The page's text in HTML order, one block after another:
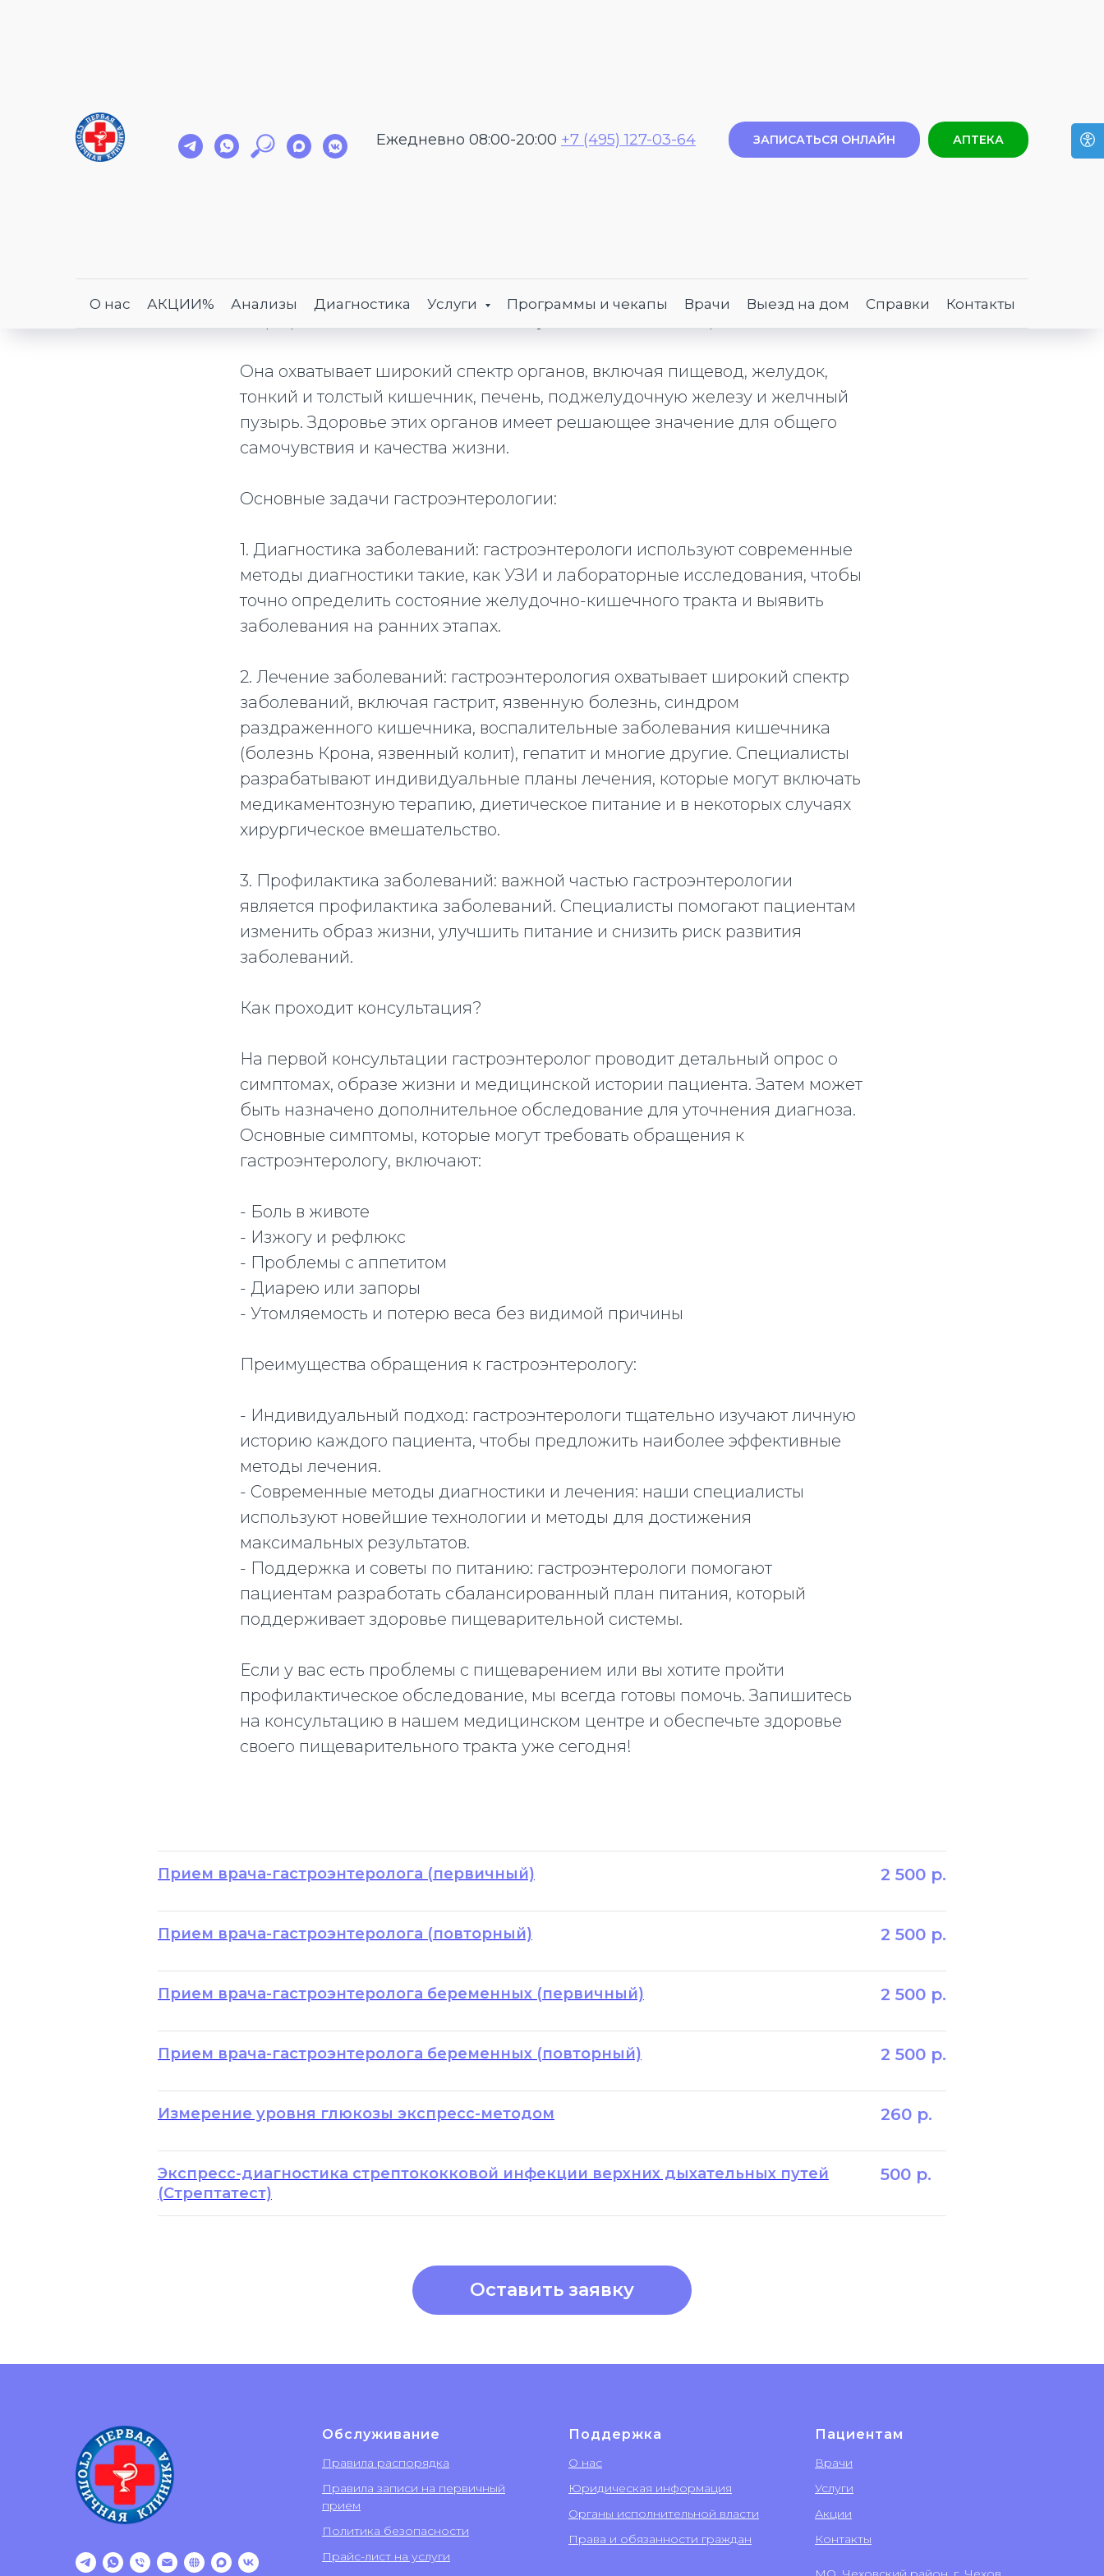
Ежедневно 08:00-20:00 +7 (495) 127-03-64 ЗАПИСАТЬСЯ ОНЛАЙН АПТЕКА
О нас АКЦИИ% Анализы Диагностика Услуги Программы и чекапы Врачи Выезд на дом Справки Контакты
Главная Услуги » Гастроэнтерология
который занимается диагностикой, лечением
Она охватывает широкий спектр органов, включая пищевод, желудок,
тонкий и толстый кишечник, печень, поджелудочную железу и желчный
пузырь. Здоровье этих органов имеет решающее значение для общего
самочувствия и качества жизни.
Основные задачи гастроэнтерологии:
1. Диагностика заболеваний: гастроэнтерологи используют современные
методы диагностики такие, как УЗИ и лабораторные исследования, чтобы
точно определить состояние желудочно-кишечного тракта и выявить
заболевания на ранних этапах.
2. Лечение заболеваний: гастроэнтерология охватывает широкий спектр
заболеваний, включая гастрит, язвенную болезнь, синдром
раздраженного кишечника, воспалительные заболевания кишечника
(болезнь Крона, язвенный колит), гепатит и многие другие. Специалисты
разрабатывают индивидуальные планы лечения, которые могут включать
медикаментозную терапию, диетическое питание и в некоторых случаях
хирургическое вмешательство.
3. Профилактика заболеваний: важной частью гастроэнтерологии
является профилактика заболеваний. Специалисты помогают пациентам
изменить образ жизни, улучшить питание и снизить риск развития
заболеваний.
Как проходит консультация?
На первой консультации гастроэнтеролог проводит детальный опрос о
симптомах, образе жизни и медицинской истории пациента. Затем может
быть назначено дополнительное обследование для уточнения диагноза.
Основные симптомы, которые могут требовать обращения к
гастроэнтерологу, включают:
- Боль в животе
- Изжогу и рефлюкс
- Проблемы с аппетитом
- Диарею или запоры
- Утомляемость и потерю веса без видимой причины
Преимущества обращения к гастроэнтерологу:
- Индивидуальный подход: гастроэнтерологи тщательно изучают личную
историю каждого пациента, чтобы предложить наиболее эффективные
методы лечения.
- Современные методы диагностики и лечения: наши специалисты
используют новейшие технологии и методы для достижения
максимальных результатов.
- Поддержка и советы по питанию: гастроэнтерологи помогают
пациентам разработать сбалансированный план питания, который
поддерживает здоровье пищеварительной системы.
Если у вас есть проблемы с пищеварением или вы хотите пройти
профилактическое обследование, мы всегда готовы помочь. Запишитесь
на консультацию в нашем медицинском центре и обеспечьте здоровье
своего пищеварительного тракта уже сегодня!
Прием врача-гастроэнтеролога (первичный) 2 500 р.
Прием врача-гастроэнтеролога (повторный) 2 500 р.
Прием врача-гастроэнтеролога беременных (первичный) 2 500 р.
Прием врача-гастроэнтеролога беременных (повторный) 2 500 р.
Измерение уровня глюкозы экспресс-методом 260 р.
Экспресс-диагностика стрептококковой инфекции верхних дыхательных путей
(Стрептатест)
500 р.
Оставить заявку
Обслуживание
Правила распорядка
Правила записи на первичный
прием
Политика безопасности
Прайс-лист на услуги
Поддержка
О нас
Юридическая информация
Органы исполнительной власти
Права и обязанности граждан
Пациентам
Врачи
Услуги
Акции
Контакты